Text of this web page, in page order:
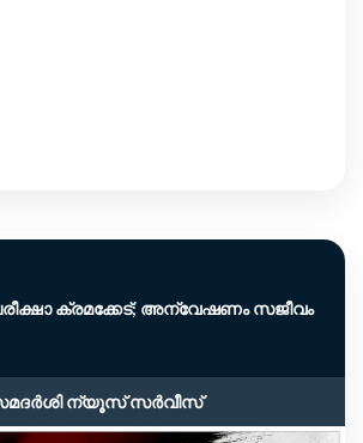
ക്രമക്കേട്; അന്വേഷണം സജീവം
ന്യൂസ് സർവീസ്